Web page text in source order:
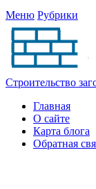
Меню Рубрики
Строительство
Главная
О сайте
Карта блога
Обратная